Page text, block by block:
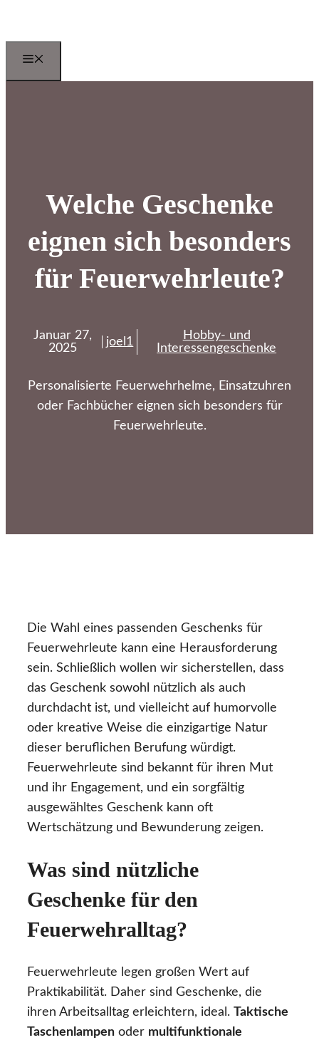
springen
Welche Geschenke
eignen sich besonders
für Feuerwehrleute?
Januar 27,
2025
joel1
Hobby- und
Interessengeschenke
Personalisierte Feuerwehrhelme, Einsatzuhren
oder Fachbücher eignen sich besonders für
Feuerwehrleute.
Die Wahl eines passenden Geschenks für
Feuerwehrleute kann eine Herausforderung
sein. Schließlich wollen wir sicherstellen, dass
das Geschenk sowohl nützlich als auch
durchdacht ist, und vielleicht auf humorvolle
oder kreative Weise die einzigartige Natur
dieser beruflichen Berufung würdigt.
Feuerwehrleute sind bekannt für ihren Mut
und ihr Engagement, und ein sorgfältig
ausgewähltes Geschenk kann oft
Wertschätzung und Bewunderung zeigen.
Was sind nützliche
Geschenke für den
Feuerwehralltag?
Feuerwehrleute legen großen Wert auf
Praktikabilität. Daher sind Geschenke, die
ihren Arbeitsalltag erleichtern, ideal.
Taktische
Taschenlampen oder multifunktionale